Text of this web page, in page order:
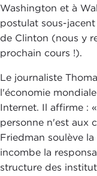
Washington et à
postulat sous-
de Clinton (nous y
prochain cours !).
Le journaliste
l'économie
Internet. Il affirme :
personne n'est aux
Friedman soulève
incombe la
structure des